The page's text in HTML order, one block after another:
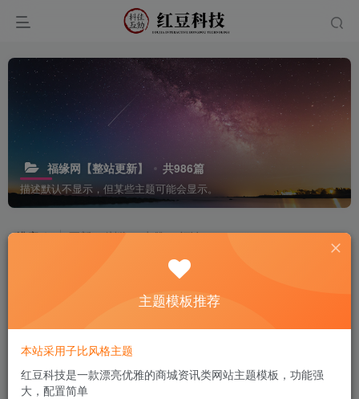
福缘网【整站更新】 共986篇
描述默认不显示，但某些主题可能会显示。
排序 更新 浏览 点赞 评论
【全网首发】新手通过薅羊毛
暴力引流变现速成玩法
付费资源 ￥9.9
法
主题模板推荐
本站采用子比风格主题
红豆科技是一款漂亮优雅的商城资讯类网站主题模板，功能强
大，配置简单